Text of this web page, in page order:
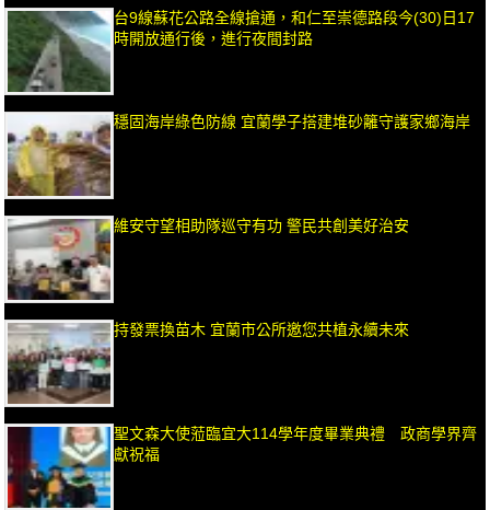
台9線蘇花公路全線搶通，和仁至崇德路段今(30)日17
時開放通行後，進行夜間封路
穩固海岸綠色防線 宜蘭學子搭建堆砂籬守護家鄉海岸
維安守望相助隊巡守有功 警民共創美好治安
持發票換苗木 宜蘭市公所邀您共植永續未來
聖文森大使蒞臨宜大114學年度畢業典禮 政商學界齊
獻祝福